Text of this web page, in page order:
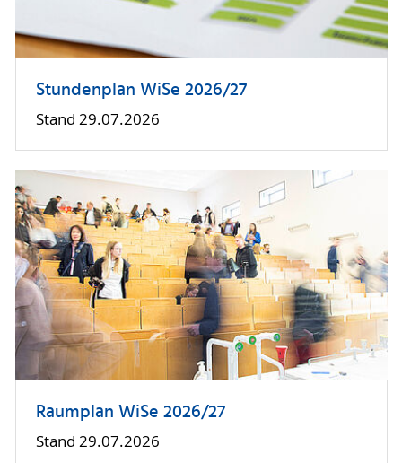
Stundenplan WiSe 2026/27
Stand 29.07.2026
Raumplan WiSe 2026/27
Stand 29.07.2026